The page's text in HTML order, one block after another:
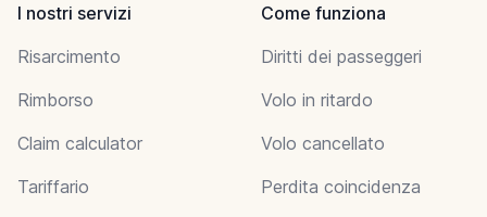
I nostri servizi
Risarcimento
Rimborso
Claim calculator
Tariffario
Come funziona
Diritti dei passeggeri
Volo in ritardo
Volo cancellato
Perdita coincidenza